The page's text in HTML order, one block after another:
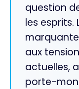
question
les esprits.
marquante
aux
actuelles,
porte-